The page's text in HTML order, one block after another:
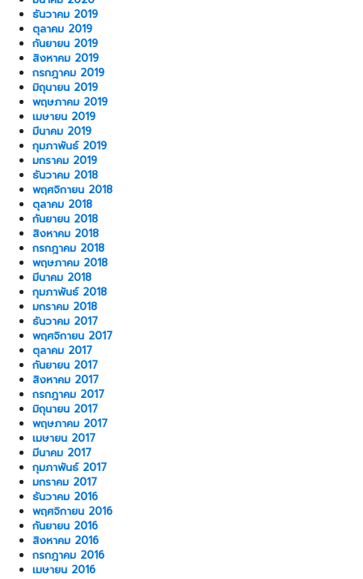
ธันวาคม 2019
ตุลาคม 2019
กันยายน 2019
สิงหาคม 2019
กรกฎาคม 2019
มิถุนายน 2019
พฤษภาคม 2019
เมษายน 2019
มีนาคม 2019
กุมภาพันธ์ 2019
มกราคม 2019
ธันวาคม 2018
พฤศจิกายน 2018
ตุลาคม 2018
กันยายน 2018
สิงหาคม 2018
กรกฎาคม 2018
พฤษภาคม 2018
มีนาคม 2018
กุมภาพันธ์ 2018
มกราคม 2018
ธันวาคม 2017
พฤศจิกายน 2017
ตุลาคม 2017
กันยายน 2017
สิงหาคม 2017
กรกฎาคม 2017
มิถุนายน 2017
พฤษภาคม 2017
เมษายน 2017
มีนาคม 2017
กุมภาพันธ์ 2017
มกราคม 2017
ธันวาคม 2016
พฤศจิกายน 2016
กันยายน 2016
สิงหาคม 2016
กรกฎาคม 2016
เมษายน 2016